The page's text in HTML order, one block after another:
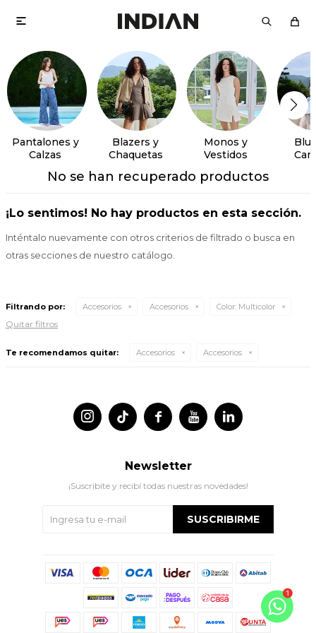

Pantalones y
Calzas
Blazers y
Chaquetas
Monos y
Vestidos
No se han recuperado productos
¡Lo sentimos! No hay productos en esta sección.
Inténtalo nuevamente con otros criterios de filtrado o busca en
otras secciones de nuestro catálogo.
Filtrando por: Accesorios Accesorios Color: Multicolor
Quitar filtros
Te recomendamos quitar: Accesorios Accesorios
 
 
Newsletter
¡Suscribite y recibí todas nuestras novedades!
SUSCRIBIRME